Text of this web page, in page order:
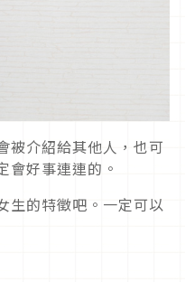
被介紹給其他人，也可
會好事連連的。
生的特徵吧。一定可以